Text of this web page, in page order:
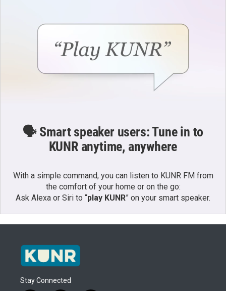
🗣️ Smart speaker users: Tune in to
KUNR anytime, anywhere
With a simple command, you can listen to KUNR FM from
the comfort of your home or on the go:
Ask Alexa or Siri to “play KUNR” on your smart speaker.
Stay Connected